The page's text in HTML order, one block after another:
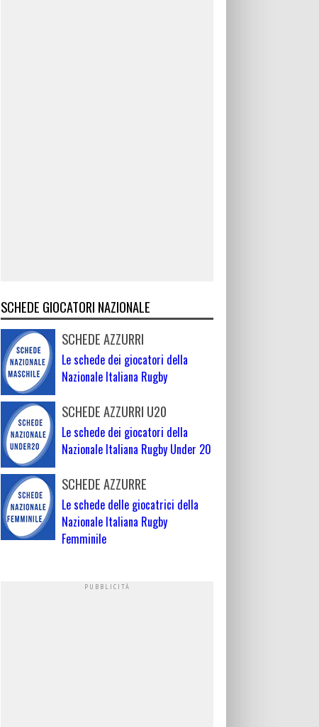
SCHEDE GIOCATORI NAZIONALE
SCHEDE AZZURRI
Le schede dei giocatori della
Nazionale Italiana Rugby
SCHEDE AZZURRI U20
Le schede dei giocatori della
Nazionale Italiana Rugby Under 20
SCHEDE AZZURRE
Le schede delle giocatrici della
Nazionale Italiana Rugby
Femminile